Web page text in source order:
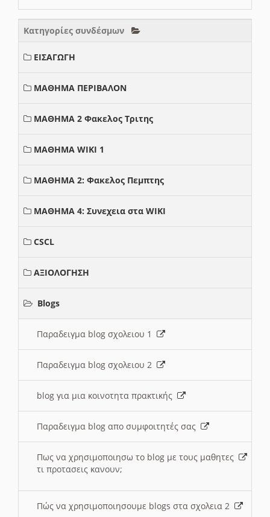
Κατηγορίες συνδέσμων
ΕΙΣΑΓΩΓΗ
ΜΑΘΗΜΑ ΠΕΡΙΒΑΛΟΝ
ΜΑΘΗΜΑ 2 Φακελος Τριτης
ΜΑΘΗΜΑ WIKI 1
ΜΑΘΗΜΑ 2: Φακελος Πεμπτης
ΜΑΘΗΜΑ 4: Συνεχεια στα WIKI
CSCL
ΑΞΙΟΛΟΓΗΣΗ
Blogs
Παραδειγμα blog σχολειου 1
Παραδειγμα blog σχολειου 2
blog για μια κοινοτητα πρακτικής
Παραδειγμα blog απο συμφοιτητές σας
Πως να χρησιμοποιησω το blog με τους μαθητες
τι προτασεις κανουν;
Πώς να χρησιμοποιησουμε blogs στα σχολεια 2